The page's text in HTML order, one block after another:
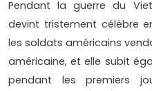
Pendant la guerre du
devint tristement célèbre
les soldats américains
américaine, et elle subit
pendant les premiers